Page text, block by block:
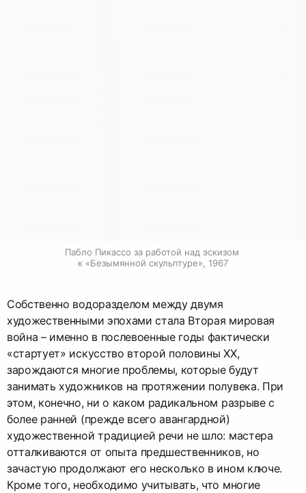
Пабло Пикассо за работой над эскизом
к «Безымянной скульптуре», 1967
Собственно водоразделом между двумя
художественными эпохами стала Вторая мировая
война – именно в послевоенные годы фактически
«стартует» искусство второй половины ХХ,
зарождаются многие проблемы, которые будут
занимать художников на протяжении полувека. При
этом, конечно, ни о каком радикальном разрыве с
более ранней (прежде всего авангардной)
художественной традицией речи не шло: мастера
отталкиваются от опыта предшественников, но
зачастую продолжают его несколько в ином ключе.
Кроме того, необходимо учитывать, что многие